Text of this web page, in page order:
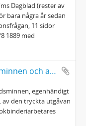
Dagblad (rester av
bara några år sedan
11 sidor
1889 med
Wilhelm Reslow: Oktobersnö - minnen och anteckningar
egenhändigt
av den tryckta utgåvan